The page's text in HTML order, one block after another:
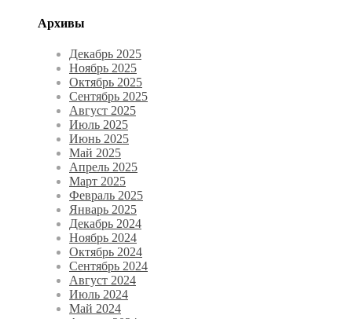
Архивы
Декабрь 2025
Ноябрь 2025
Октябрь 2025
Сентябрь 2025
Август 2025
Июль 2025
Июнь 2025
Май 2025
Апрель 2025
Март 2025
Февраль 2025
Январь 2025
Декабрь 2024
Ноябрь 2024
Октябрь 2024
Сентябрь 2024
Август 2024
Июль 2024
Май 2024